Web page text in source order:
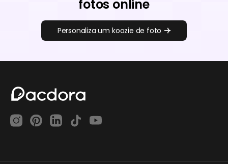
fotos online
Personaliza um koozie de foto